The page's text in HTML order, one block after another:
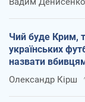
Чий буде Крим,
українських
назвати
Олександр Кірш